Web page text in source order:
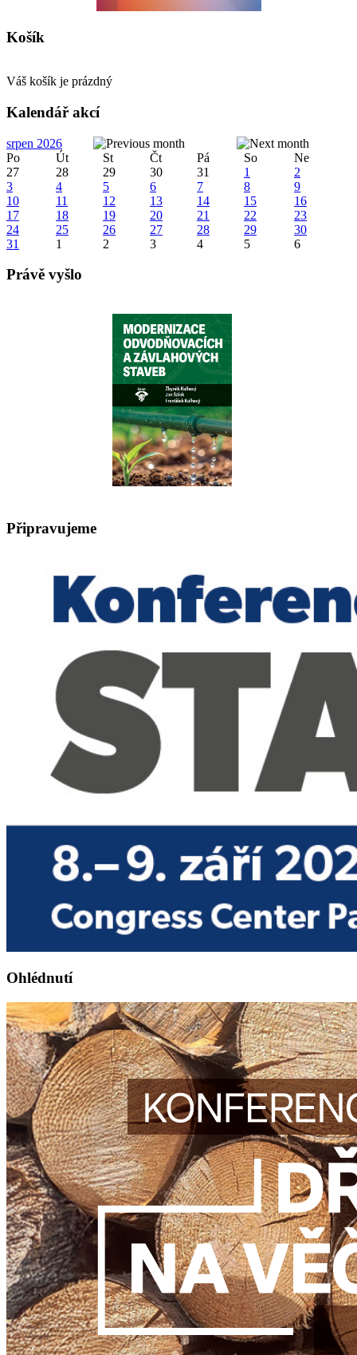
Košík
Váš košík je prázdný
Kalendář akcí
srpen 2026
Po
Út St Čt Pá So
Ne
27
28 29 30 31 1
2
3
4 5 6 7 8
9
10
11 12 13 14 15
16
17
18 19 20 21 22
23
24
25 26 27 28 29
30
31
1 2 3 4 5 6
Právě vyšlo
Připravujeme
Ohlédnutí